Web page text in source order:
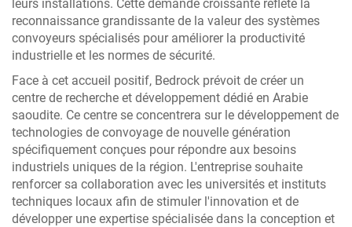
leurs installations. Cette demande croissante reflète la
reconnaissance grandissante de la valeur des systèmes
convoyeurs spécialisés pour améliorer la productivité
industrielle et les normes de sécurité.
Face à cet accueil positif, Bedrock prévoit de créer un
centre de recherche et développement dédié en Arabie
saoudite. Ce centre se concentrera sur le développement de
technologies de convoyage de nouvelle génération
spécifiquement conçues pour répondre aux besoins
industriels uniques de la région. L'entreprise souhaite
renforcer sa collaboration avec les universités et instituts
techniques locaux afin de stimuler l'innovation et de
développer une expertise spécialisée dans la conception et